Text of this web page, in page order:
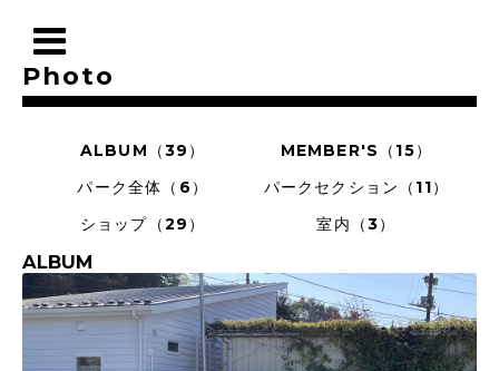
Photo
ALBUM（39）
MEMBER'S（15）
パーク全体（6）
パークセクション（11）
ショップ（29）
室内（3）
ALBUM